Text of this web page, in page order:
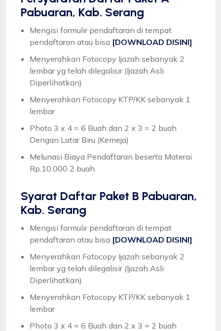
Pabuaran, Kab. Serang
Mengisi formulir pendaftaran di tempat
pendaftaran atau bisa [DOWNLOAD DISINI]
Menyerahkan Fotocopy Ijazah sebanyak 2
lembar yg telah dilegalisir (Ijazah Asli
Diperlihatkan)
Menyerahkan Fotocopy KTP/KK sebanyak 1
lembar
Photo 3 x 4 = 6 Buah dan 2 x 3 = 2 buah
Dengan Latar Biru (Kemeja)
Melunasi Biaya Pendaftaran beserta Materai
Rp.10.000 2 buah
Syarat Daftar Paket B Pabuaran,
Kab. Serang
Mengisi formulir pendaftaran di tempat
pendaftaran atau bisa [DOWNLOAD DISINI]
Menyerahkan Fotocopy Ijazah sebanyak 2
lembar yg telah dilegalisir (Ijazah Asli
Diperlihatkan)
Menyerahkan Fotocopy KTP/KK sebanyak 1
lembar
Photo 3 x 4 = 6 Buah dan 2 x 3 = 2 buah